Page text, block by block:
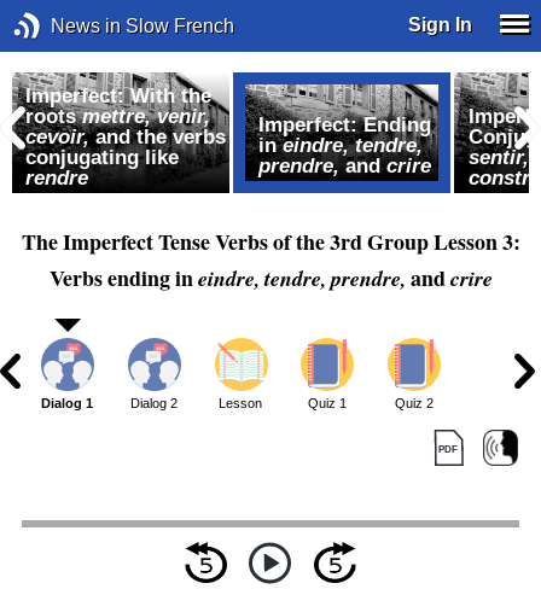
News in Slow French Sign In
Imperfect: With the
rootsmettre, venir,
cevoir,and the verbs
conjugating like
rendre
Imperfect: Ending
ineindre, tendre,
prendre, andcrire
sentir,
The Imperfect Tense Verbs of the 3rd Group Lesson 3:
Verbs ending ineindre, tendre, prendre, andcrire
Dialog 1 Dialog 2 Lesson Quiz 1 Quiz 2